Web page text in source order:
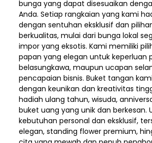
bunga yang dapat disesuaikan
Anda. Setiap rangkaian yang kami
dengan sentuhan eksklusif dan
berkualitas, mulai dari bunga lokal
impor yang eksotis. Kami memiliki
papan yang elegan untuk keperluan
belasungkawa, maupun ucapan
pencapaian bisnis. Buket tangan
dengan keunikan dan kreativitas
hadiah ulang tahun, wisuda,
buket uang yang unik dan berkesan.
kebutuhan personal dan eksklusif,
elegan, standing flower premium,